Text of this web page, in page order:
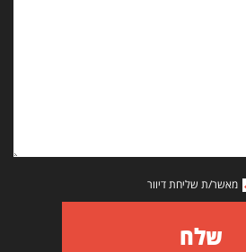
מאשר/ת שליחת דיוור
שלח